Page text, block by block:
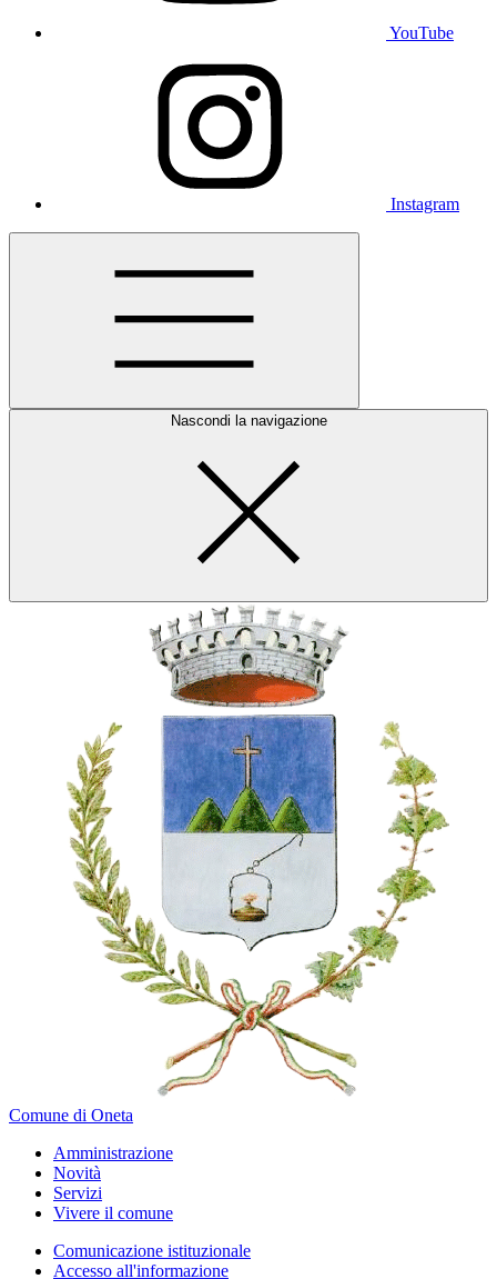
YouTube
Instagram
Nascondi la navigazione
Comune di Oneta
Amministrazione
Novità
Servizi
Vivere il comune
Comunicazione istituzionale
Accesso all'informazione